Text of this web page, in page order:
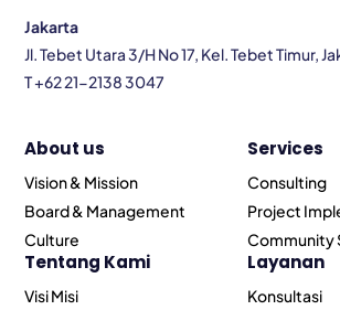
Jakarta
Jl. Tebet Utara 3/H No 17, Kel. Tebet Timur,
T +62 21-2138 3047
About us
Vision & Mission
Board & Management
Culture
Tentang Kami
Visi Misi
Services
Consulting
Project
Community
Layanan
Konsultasi